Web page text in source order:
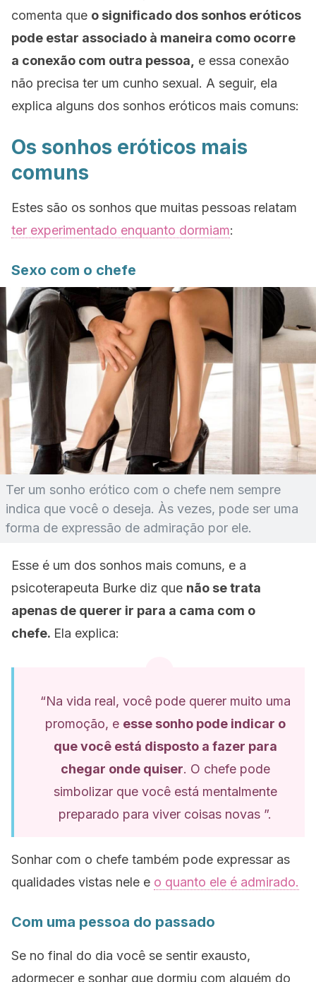
comenta que o significado dos sonhos eróticos
pode estar associado à maneira como ocorre
a conexão com outra pessoa,
e essa conexão
não precisa ter um cunho sexual. A seguir, ela
explica alguns dos sonhos eróticos mais comuns:
Os sonhos eróticos mais
comuns
Estes são os sonhos que muitas pessoas relatam
ter experimentado enquanto dormiam:
Sexo com o chefe
Ter um sonho erótico com o chefe nem sempre
indica que você o deseja. Às vezes, pode ser uma
forma de expressão de admiração por ele.
Esse é um dos sonhos mais comuns, e a
psicoterapeuta Burke diz que não se trata
apenas de querer ir para a cama com o
chefe. Ela explica:
“Na vida real, você pode querer muito uma
promoção, e esse sonho pode indicar o
que você está disposto a fazer para
chegar onde quiser. O chefe pode
simbolizar que você está mentalmente
preparado para viver coisas novas ”.
Sonhar com o chefe também pode expressar as
qualidades vistas nele e o quanto ele é admirado.
Com uma pessoa do passado
Se no final do dia você se sentir exausto,
adormecer e sonhar que dormiu com alguém do